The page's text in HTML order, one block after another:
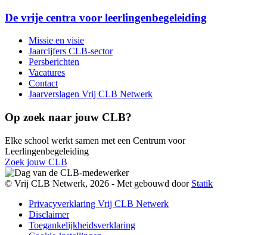
De vrije centra voor leerlingenbegeleiding
Missie en visie
Jaarcijfers CLB-sector
Persberichten
Vacatures
Contact
Jaarverslagen Vrij CLB Netwerk
Op zoek naar jouw CLB?
Elke school werkt samen met een Centrum voor
Leerlingenbegeleiding
Zoek jouw CLB
© Vrij CLB Netwerk, 2026 - Met gebouwd door Statik
Privacyverklaring Vrij CLB Netwerk
Disclaimer
Toegankelijkheidsverklaring